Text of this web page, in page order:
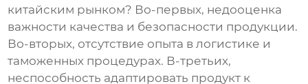
китайским рынком? Во-первых, недооценка
важности качества и безопасности продукции.
Во-вторых, отсутствие опыта в логистике и
таможенных процедурах. В-третьих,
неспособность адаптировать продукт к